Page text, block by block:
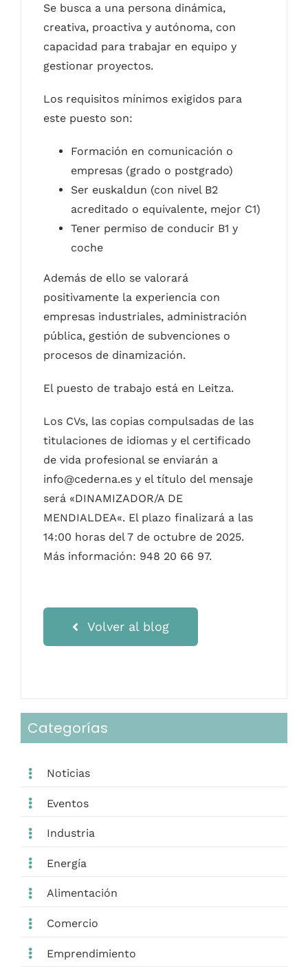
Se busca a una persona dinámica,
creativa, proactiva y autónoma, con
capacidad para trabajar en equipo y
gestionar proyectos.
Los requisitos mínimos exigidos para
este puesto son:
Formación en comunicación o
empresas (grado o postgrado)
Ser euskaldun (con nivel B2
acreditado o equivalente, mejor C1)
Tener permiso de conducir B1 y
coche
Además de ello se valorará
positivamente la experiencia con
empresas industriales, administración
pública, gestión de subvenciones o
procesos de dinamización.
El puesto de trabajo está en Leitza.
Los CVs, las copias compulsadas de las
titulaciones de idiomas y el certificado
de vida profesional se enviarán a
info@cederna.es y el título del mensaje
será «DINAMIZADOR/A DE
MENDIALDEA«. El plazo finalizará a las
14:00 horas del 7 de octubre de 2025.
Más información: 948 20 66 97.
Volver al blog
Categorías
Noticias
Eventos
Industria
Energía
Alimentación
Comercio
Emprendimiento